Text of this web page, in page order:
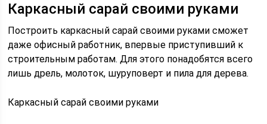
Каркасный сарай своими руками
Построить каркасный сарай своими руками сможет
даже офисный работник, впервые приступивший к
строительным работам. Для этого понадобятся всего
лишь дрель, молоток, шуруповерт и пила для дерева.
Каркасный сарай своими руками